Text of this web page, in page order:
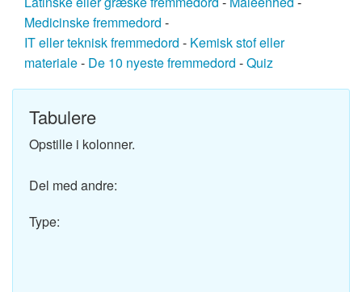
Medicinske fremmedord -
IT eller teknisk fremmedord - Kemisk stof eller
materiale- De 10 nyeste fremmedord -Quiz
Tabulere
Opstille i kolonner.
Del med andre:
Type: